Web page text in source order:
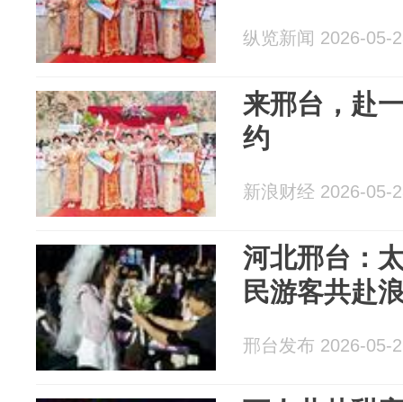
纵览新闻 2026-05-
来邢台，赴
约
新浪财经 2026-05-
河北邢台：
民游客共赴
邢台发布 2026-05-